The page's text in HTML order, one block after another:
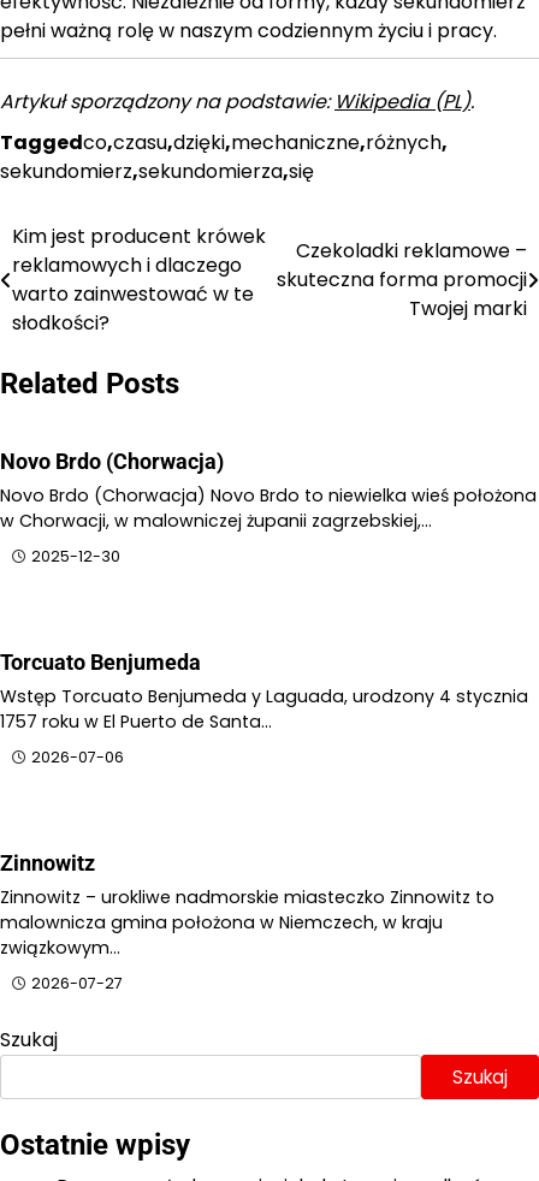
pełni ważną rolę w naszym codziennym życiu i pracy.
Artykuł sporządzony na podstawie: Wikipedia (PL).
Taggedco,czasu,dzięki,mechaniczne,różnych,
sekundomierz,sekundomierza,się
Nawigacja
wpisu
Kim jest producent krówek
reklamowych i dlaczego
warto zainwestować w te
słodkości?
Czekoladki reklamowe –
skuteczna forma promocji
Twojej marki
Related Posts
Novo Brdo (Chorwacja)
Novo Brdo (Chorwacja) Novo Brdo to niewielka wieś położona
w Chorwacji, w malowniczej żupanii zagrzebskiej,…
2025-12-30
Torcuato Benjumeda
Wstęp Torcuato Benjumeda y Laguada, urodzony 4 stycznia
1757 roku w El Puerto de Santa…
2026-07-06
Zinnowitz
Zinnowitz – urokliwe nadmorskie miasteczko Zinnowitz to
malownicza gmina położona w Niemczech, w kraju
związkowym…
2026-07-27
Szukaj
Szukaj
Ostatnie wpisy